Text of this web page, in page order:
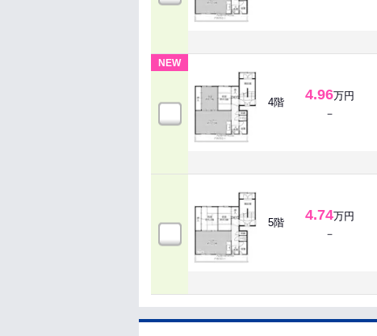
NEW
4階 4.96万円
－
5階 4.74万円
－